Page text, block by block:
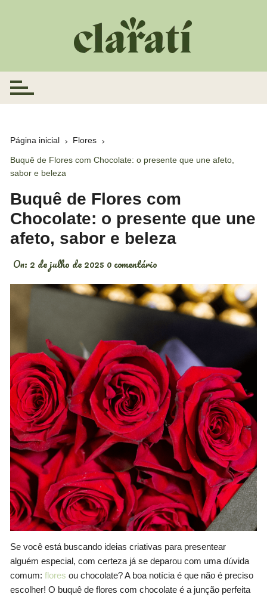
Página inicial Flores
Buquê de Flores com Chocolate: o presente que une afeto,
sabor e beleza
Buquê de Flores com
Chocolate: o presente que une
afeto, sabor e beleza
On: 2 de julho de 2025 0 comentário
Se você está buscando ideias criativas para presentear
alguém especial, com certeza já se deparou com uma dúvida
comum:floresou chocolate? A boa notícia é que não é preciso
escolher! O buquê de flores com chocolate é a junção perfeita